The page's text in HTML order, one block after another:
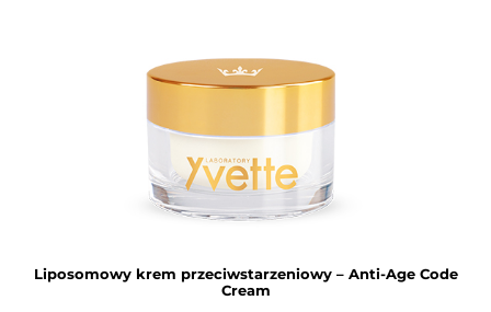
Liposomowy krem przeciwstarzeniowy – Anti-Age Code
Cream